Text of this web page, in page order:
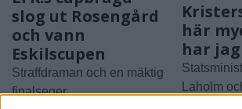
slog ut Rosengård
och vann
Eskilscupen
Straffdraman och en mäktig
finalseger.
här
har
Laholm